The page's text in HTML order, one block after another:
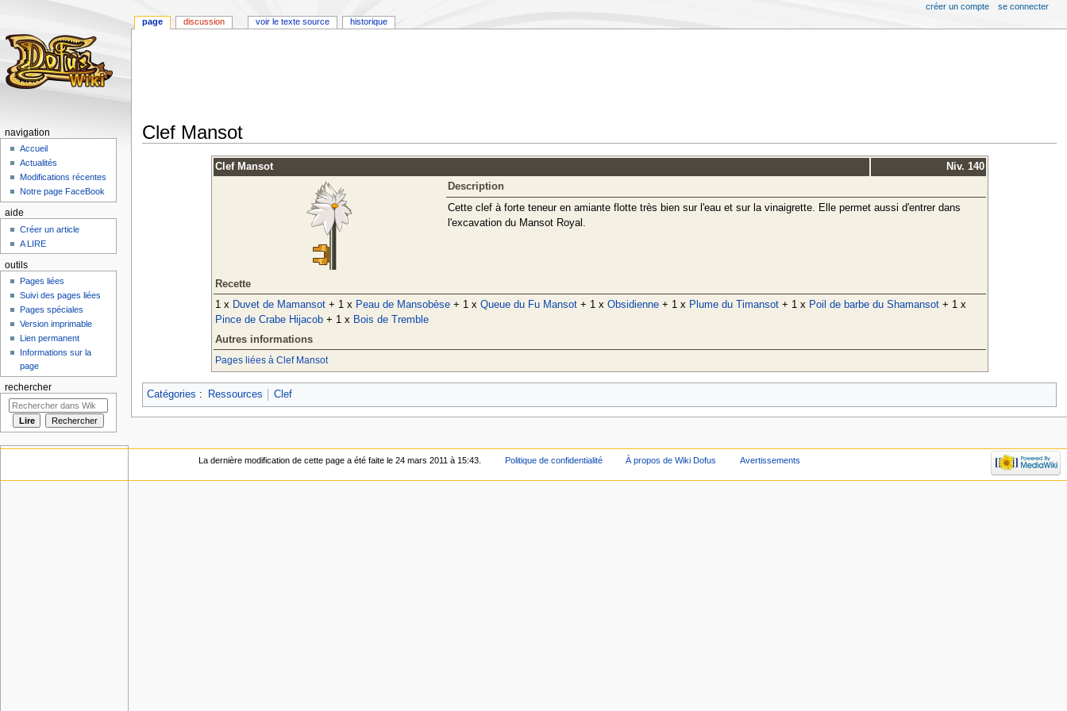
Clef Mansot
Clef Mansot
Niv. 140
Description
Cette clef à forte teneur en amiante flotte très bien sur l'eau et sur la vinaigrette. Elle permet aussi d'entrer dans
l'excavation du Mansot Royal.
Recette
1 x Duvet de Mamansot+ 1 x Peau de Mansobèse+ 1 x Queue du Fu Mansot+ 1 x Obsidienne+ 1 x Plume du Timansot+ 1 x Poil de barbe du Shamansot+ 1 x
Pince de Crabe Hijacob+ 1 x Bois de Tremble
Autres informations
Pages liées à Clef Mansot
Catégories : Ressources Clef
page discussion voir le texte source historique
créer un compte se connecter
navigation
Accueil
Actualités
Modifications récentes
Notre page FaceBook
aide
Créer un article
A LIRE
outils
Pages liées
Suivi des pages liées
Pages spéciales
Version imprimable
Lien permanent
Informations sur la
page
rechercher
La dernière modification de cette page a été faite le 24 mars 2011 à 15:43. Politique de confidentialité À propos de Wiki Dofus Avertissements